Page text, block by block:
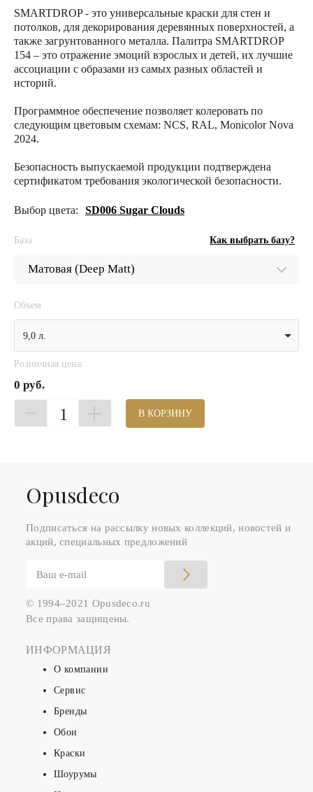
SMARTDROP - это универсальные краски для стен и
потолков, для декорирования деревянных поверхностей, а
также загрунтованного металла. Палитра SMARTDROP
154 – это отражение эмоций взрослых и детей, их лучшие
ассоциации с образами из самых разных областей и
историй.
Программное обеспечение позволяет колеровать по
следующим цветовым схемам: NCS, RAL, Monicolor Nova
2024.
Безопасность выпускаемой продукции подтверждена
сертификатом требования экологической безопасности.
Выбор цвета: SD006 Sugar Clouds
База Как выбрать базу?
Объем
9,0 л.
Розничная цена:
0 руб.
1 В КОРЗИНУ
Оpusdeco
Подписаться на рассылку новых коллекций, новостей и
акций, специальных предложений
© 1994–2021 Opusdeco.ru
Все права защищены.
ИНФОРМАЦИЯ
О компании
Сервис
Бренды
Обои
Краски
Шоурумы